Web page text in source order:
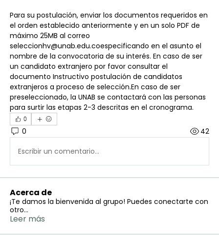
Para su postulación, enviar los documentos requeridos en
el orden establecido anteriormente y en un solo PDF de
máximo 25MB al correo
seleccionhv@unab.edu.coespecificando en el asunto el
nombre de la convocatoria de su interés. En caso de ser
un candidato extranjero por favor consultar el
documento Instructivo postulación de candidatos
extranjeros a proceso de selección.En caso de ser
preseleccionado, la UNAB se contactará con las personas
para surtir las etapas 2-3 descritas en el cronograma.
0
0 42
Escribir un comentario...
Acerca de
¡Te damos la bienvenida al grupo! Puedes conectarte con
otro...
Leer más